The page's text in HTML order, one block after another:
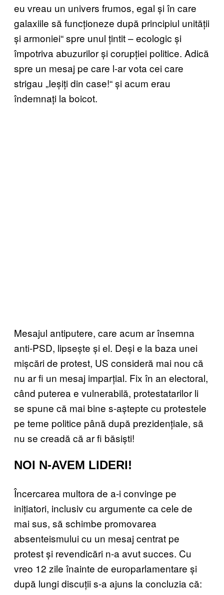
eu vreau un univers frumos, egal și în care
galaxiile să funcționeze după principiul unității
și armoniei“ spre unul țintit – ecologic și
împotriva abuzurilor și corupției politice. Adică
spre un mesaj pe care l-ar vota cei care
strigau „Ieșiți din case!“ și acum erau
îndemnați la boicot.
Mesajul antiputere, care acum ar însemna
anti-PSD, lipsește și el. Deși e la baza unei
mișcări de protest, US consideră mai nou că
nu ar fi un mesaj imparțial. Fix în an electoral,
când puterea e vulnerabilă, protestatarilor li
se spune că mai bine s-aștepte cu protestele
pe teme politice până după prezidențiale, să
nu se creadă că ar fi băsiști!
NOI N-AVEM LIDERI!
Încercarea multora de a-i convinge pe
inițiatori, inclusiv cu argumente ca cele de
mai sus, să schimbe promovarea
absenteismului cu un mesaj centrat pe
protest și revendicări n-a avut succes. Cu
vreo 12 zile înainte de europarlamentare și
după lungi discuții s-a ajuns la concluzia că: